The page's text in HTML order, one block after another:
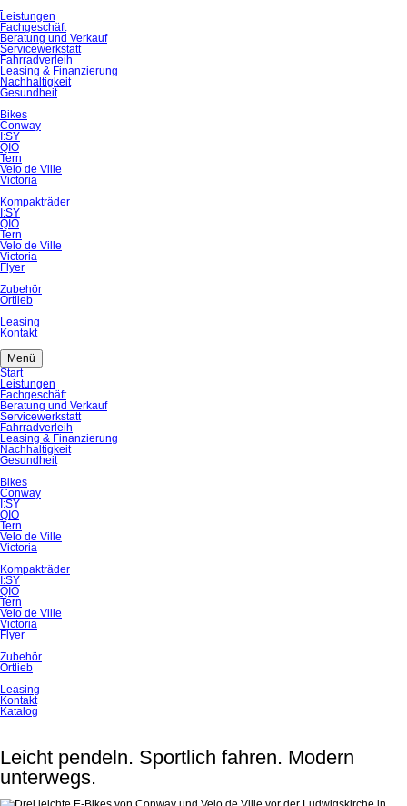
Navigation
überspringen
Leistungen
Fachgeschäft
Beratung und Verkauf
Servicewerkstatt
Fahrradverleih
Leasing & Finanzierung
Nachhaltigkeit
Gesundheit
Bikes
Conway
I:SY
QIO
Tern
Velo de Ville
Victoria
Kompakträder
I:SY
QIO
Tern
Velo de Ville
Victoria
Flyer
Zubehör
Ortlieb
Leasing
Kontakt
Menü
Navigation
überspringen
Start
Leistungen
Fachgeschäft
Beratung und Verkauf
Servicewerkstatt
Fahrradverleih
Leasing & Finanzierung
Nachhaltigkeit
Gesundheit
Bikes
Conway
I:SY
QIO
Tern
Velo de Ville
Victoria
Kompakträder
I:SY
QIO
Tern
Velo de Ville
Victoria
Flyer
Zubehör
Ortlieb
Leasing
Kontakt
Katalog
Leicht pendeln. Sportlich fahren. Modern
unterwegs.